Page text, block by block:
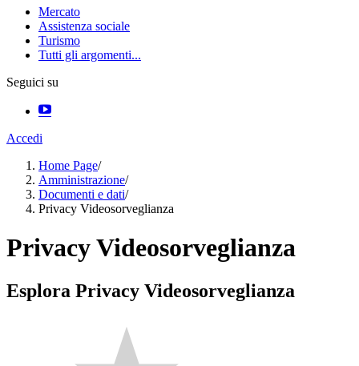
Mercato
Assistenza sociale
Turismo
Tutti gli argomenti...
Seguici su
Accedi
Home Page/
Amministrazione/
Documenti e dati/
Privacy Videosorveglianza
Privacy Videosorveglianza
Esplora Privacy Videosorveglianza